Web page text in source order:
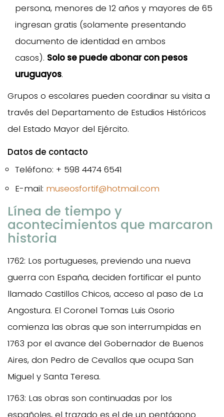
persona, menores de 12 años y mayores de 65
ingresan gratis (solamente presentando
documento de identidad en ambos
casos). Solo se puede abonar con pesos
uruguayos.
Grupos o escolares pueden coordinar su visita a
través del Departamento de Estudios Históricos
del Estado Mayor del Ejército.
Datos de contacto
Teléfono: + 598 4474 6541
E-mail: museosfortif@hotmail.com
Línea de tiempo y
acontecimientos que marcaron
historia
1762: Los portugueses, previendo una nueva
guerra con España, deciden fortificar el punto
llamado Castillos Chicos, acceso al paso de La
Angostura. El Coronel Tomas Luis Osorio
comienza las obras que son interrumpidas en
1763 por el avance del Gobernador de Buenos
Aires, don Pedro de Cevallos que ocupa San
Miguel y Santa Teresa.
1763: Las obras son continuadas por los
españoles, el trazado es el de un pentágono